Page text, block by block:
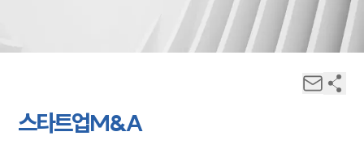
스타트업M&A